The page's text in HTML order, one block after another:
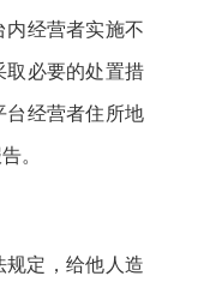
内经营者实施不
取必要的处置措
台经营者住所地
。
定 ，给他人造